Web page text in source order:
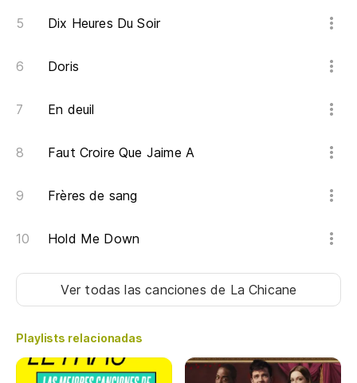
Dix Heures Du Soir
Doris
En deuil
Faut Croire Que Jaime A
Frères de sang
Hold Me Down
Ver todas las canciones de La Chicane
Playlists relacionadas